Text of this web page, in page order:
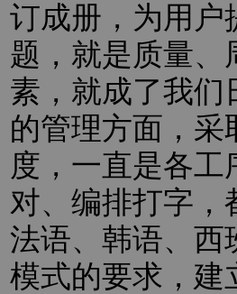
订成册，为用户
题，就是质量、
素，就成了我们
的管理方面，采
度，一直是各
对、编排打字，
法语、韩语、西
模式的要求，建